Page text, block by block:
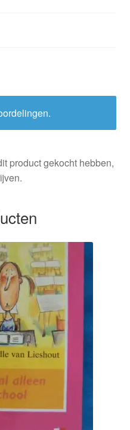
product gekocht hebben,